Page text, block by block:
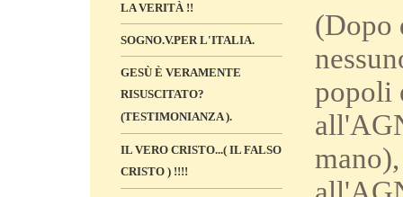
LA VERITÀ !!
SOGNO.V.PER L'ITALIA.
GESÙ È VERAMENTE
RISUSCITATO?
(TESTIMONIANZA ).
IL VERO CRISTO...( IL FALSO
CRISTO ) !!!!
(Dopo
popoli